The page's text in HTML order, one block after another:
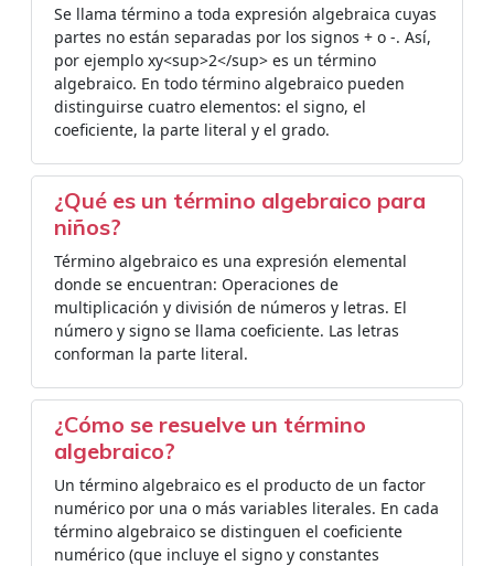
Se llama término a toda expresión algebraica cuyas
partes no están separadas por los signos + o -. Así,
por ejemplo xy<sup>2</sup> es un término
algebraico. En todo término algebraico pueden
distinguirse cuatro elementos: el signo, el
coeficiente, la parte literal y el grado.
¿Qué es un término algebraico para
niños?
Término algebraico es una expresión elemental
donde se encuentran: Operaciones de
multiplicación y división de números y letras. El
número y signo se llama coeficiente. Las letras
conforman la parte literal.
¿Cómo se resuelve un término
algebraico?
Un término algebraico es el producto de un factor
numérico por una o más variables literales. En cada
término algebraico se distinguen el coeficiente
numérico (que incluye el signo y constantes